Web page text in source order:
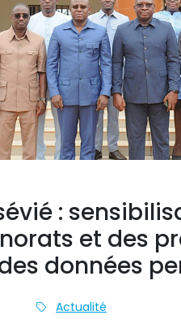
:
et des
données
Actualité